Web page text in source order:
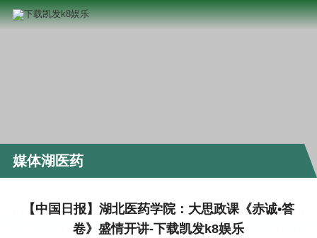
媒体湖医药
【中国日报】湖北医药学院：大思政课《赤诚•答
卷》盛情开讲-下载凯发k8娱乐